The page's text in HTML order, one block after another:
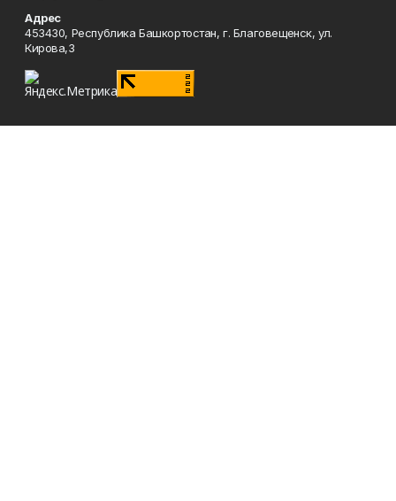
Адрес
453430, Республика Башкортостан, г. Благовещенск, ул.
Кирова,3